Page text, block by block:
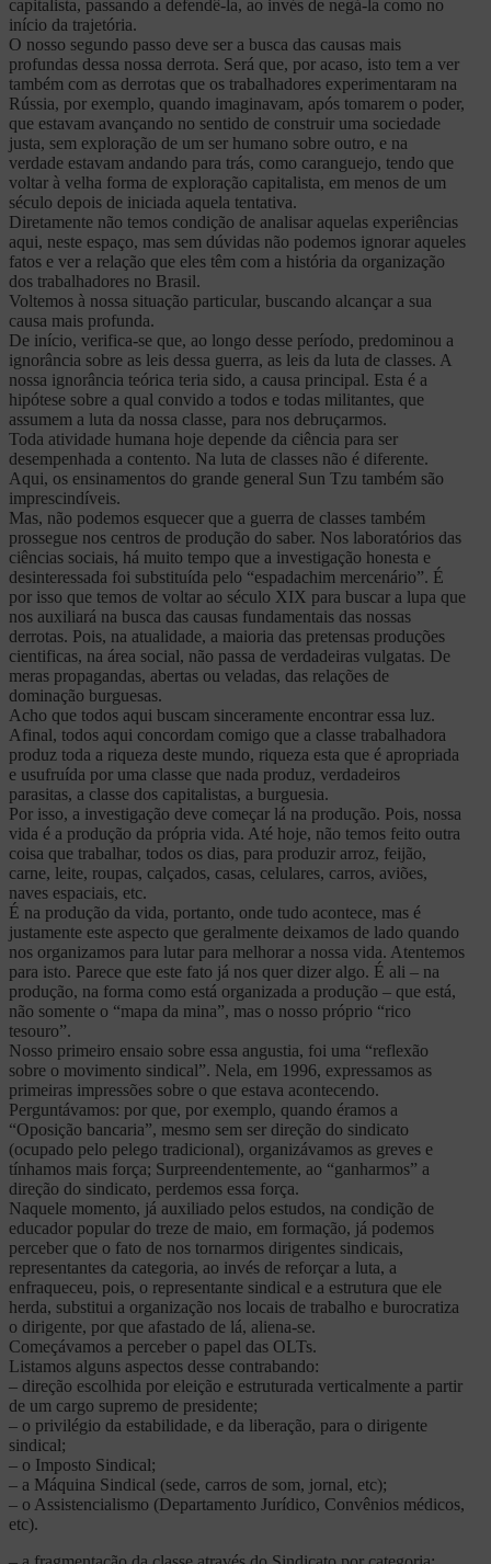
capitalista, passando a defendê-la, ao invés de negá-la como no
início da trajetória.
O nosso segundo passo deve ser a busca das causas mais
profundas dessa nossa derrota. Será que, por acaso, isto tem a ver
também com as derrotas que os trabalhadores experimentaram na
Rússia, por exemplo, quando imaginavam, após tomarem o poder,
que estavam avançando no sentido de construir uma sociedade
justa, sem exploração de um ser humano sobre outro, e na
verdade estavam andando para trás, como caranguejo, tendo que
voltar à velha forma de exploração capitalista, em menos de um
século depois de iniciada aquela tentativa.
Diretamente não temos condição de analisar aquelas experiências
aqui, neste espaço, mas sem dúvidas não podemos ignorar aqueles
fatos e ver a relação que eles têm com a história da organização
dos trabalhadores no Brasil.
Voltemos à nossa situação particular, buscando alcançar a sua
causa mais profunda.
De início, verifica-se que, ao longo desse período, predominou a
ignorância sobre as leis dessa guerra, as leis da luta de classes. A
nossa ignorância teórica teria sido, a causa principal. Esta é a
hipótese sobre a qual convido a todos e todas militantes, que
assumem a luta da nossa classe, para nos debruçarmos.
Toda atividade humana hoje depende da ciência para ser
desempenhada a contento. Na luta de classes não é diferente.
Aqui, os ensinamentos do grande general Sun Tzu também são
imprescindíveis.
Mas, não podemos esquecer que a guerra de classes também
prossegue nos centros de produção do saber. Nos laboratórios das
ciências sociais, há muito tempo que a investigação honesta e
desinteressada foi substituída pelo “espadachim mercenário”. É
por isso que temos de voltar ao século XIX para buscar a lupa que
nos auxiliará na busca das causas fundamentais das nossas
derrotas. Pois, na atualidade, a maioria das pretensas produções
cientificas, na área social, não passa de verdadeiras vulgatas. De
meras propagandas, abertas ou veladas, das relações de
dominação burguesas.
Acho que todos aqui buscam sinceramente encontrar essa luz.
Afinal, todos aqui concordam comigo que a classe trabalhadora
produz toda a riqueza deste mundo, riqueza esta que é apropriada
e usufruída por uma classe que nada produz, verdadeiros
parasitas, a classe dos capitalistas, a burguesia.
Por isso, a investigação deve começar lá na produção. Pois, nossa
vida é a produção da própria vida. Até hoje, não temos feito outra
coisa que trabalhar, todos os dias, para produzir arroz, feijão,
carne, leite, roupas, calçados, casas, celulares, carros, aviões,
naves espaciais, etc.
É na produção da vida, portanto, onde tudo acontece, mas é
justamente este aspecto que geralmente deixamos de lado quando
nos organizamos para lutar para melhorar a nossa vida. Atentemos
para isto. Parece que este fato já nos quer dizer algo. É ali – na
produção, na forma como está organizada a produção – que está,
não somente o “mapa da mina”, mas o nosso próprio “rico
tesouro”.
Nosso primeiro ensaio sobre essa angustia, foi uma “reflexão
sobre o movimento sindical”. Nela, em 1996, expressamos as
primeiras impressões sobre o que estava acontecendo.
Perguntávamos: por que, por exemplo, quando éramos a
“Oposição bancaria”, mesmo sem ser direção do sindicato
(ocupado pelo pelego tradicional), organizávamos as greves e
tínhamos mais força; Surpreendentemente, ao “ganharmos” a
direção do sindicato, perdemos essa força.
Naquele momento, já auxiliado pelos estudos, na condição de
educador popular do treze de maio, em formação, já podemos
perceber que o fato de nos tornarmos dirigentes sindicais,
representantes da categoria, ao invés de reforçar a luta, a
enfraqueceu, pois, o representante sindical e a estrutura que ele
herda, substitui a organização nos locais de trabalho e burocratiza
o dirigente, por que afastado de lá, aliena-se.
Começávamos a perceber o papel das OLTs.
Listamos alguns aspectos desse contrabando:
– direção escolhida por eleição e estruturada verticalmente a partir
de um cargo supremo de presidente;
– o privilégio da estabilidade, e da liberação, para o dirigente
sindical;
– o Imposto Sindical;
– a Máquina Sindical (sede, carros de som, jornal, etc);
– o Assistencialismo (Departamento Jurídico, Convênios médicos,
etc).